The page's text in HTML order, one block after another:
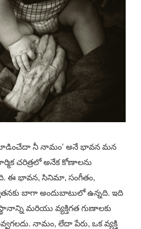
నీ నామం’ అనే భావన మన
చరిత్రలో అనేక కోణాలను
ఈ భావన, సినిమా, సంగీతం,
బాగా అందుబాటులో ఉన్నది. ఇది
మరియు వ్యక్తిగత గుణాలకు
నామం, లేదా పేరు, ఒక వ్యక్తి